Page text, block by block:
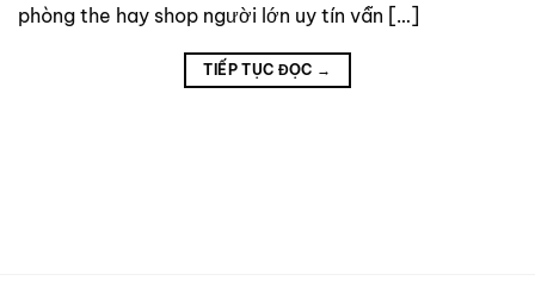
phòng the hay shop người lớn uy tín vẫn […]
TIẾP TỤC ĐỌC →